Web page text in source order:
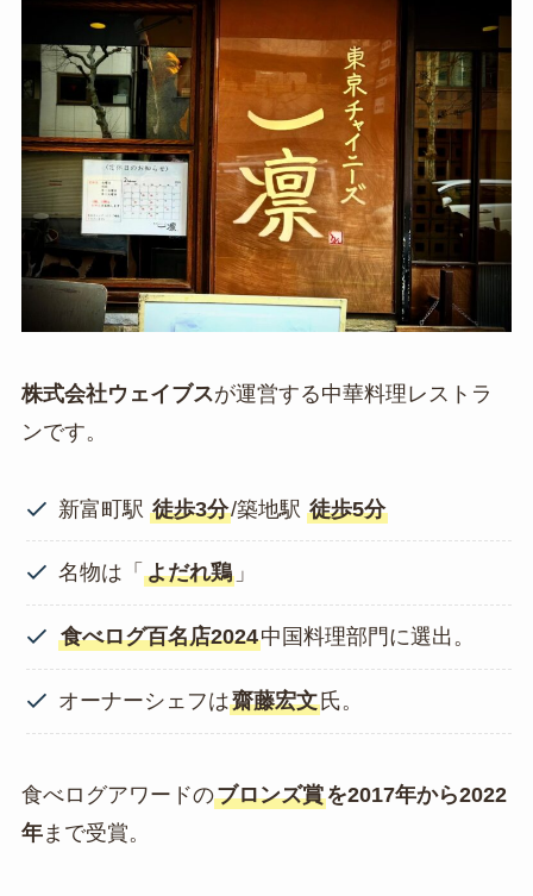
株式会社ウェイブスが運営する中華料理レストラ
ンです。
新富町駅徒歩3分/築地駅徒歩5分
名物は「よだれ鶏 」
食べログ百名店2024中国料理部門に選出。
オーナーシェフは齋藤宏文 氏。
食べログアワードのブロンズ賞を2017年から2022
年まで受賞。